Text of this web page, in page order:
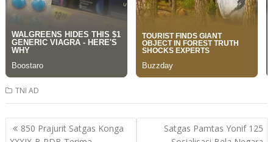
TNI AD
Post
850 Prajurit Satgas Konga
Satgas Pamtas Yonif 125